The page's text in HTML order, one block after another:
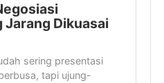
Jarang Dikuasai
sering presentasi
tapi ujung-